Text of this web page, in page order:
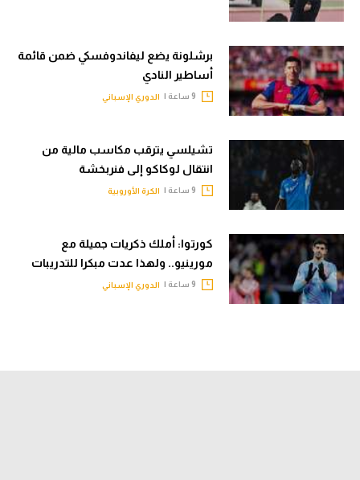
برشلونة يضع ليفاندوفسكي ضمن قائمة
أساطير النادي
الدوري الإسباني
تشيلسي يترقب مكاسب مالية من
انتقال لوكاكو إلى فنربخشة
الكرة الأوروبية
كورتوا: أملك ذكريات جميلة مع
مورينيو.. ولهذا عدت مبكرا للتدريبات
الدوري الإسباني